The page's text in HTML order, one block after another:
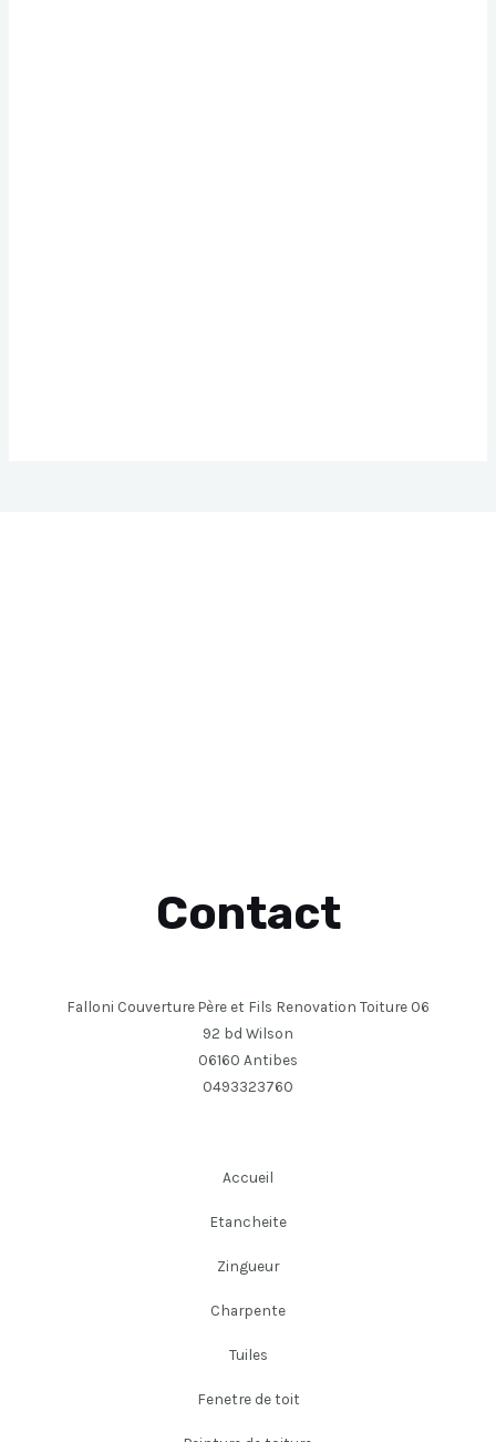
Contact
Falloni Couverture Père et Fils Renovation Toiture 06
92 bd Wilson
06160 Antibes
0493323760
Accueil
Etancheite
Zingueur
Charpente
Tuiles
Fenetre de toit